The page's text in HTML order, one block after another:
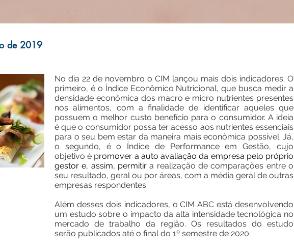
de 2019
No dia 22 de novembro o CIM lançou mais dois indicadores. O
primeiro, é o Índice Econômico Nutricional, que busca medir a
densidade econômica dos macro e micro nutrientes presentes
nos alimentos, com a finalidade de identificar aqueles que
possuem o melhor custo benefício para o consumidor. A ideia
é que o consumidor possa ter acesso aos nutrientes essenciais
para o seu bem estar da maneira mais econômica possível. Já,
o segundo, é o Índice de Performance em Gestão, cujo
objetivo é promover a auto avaliação da empresa pelo próprio
gestor e, assim, permitira realização de comparações entre o
seu resultado, geral ou por áreas, com a média geral de outras
empresas respondentes.
Além desses dois indicadores, o CIM ABC está desenvolvendo
um estudo sobre o impacto da alta intensidade tecnológica no
mercado de trabalho da região. Os resultados do estudo
serão publicados até o final do 1º semestre de 2020.